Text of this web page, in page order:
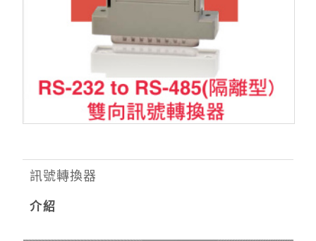
訊號轉換器
介紹